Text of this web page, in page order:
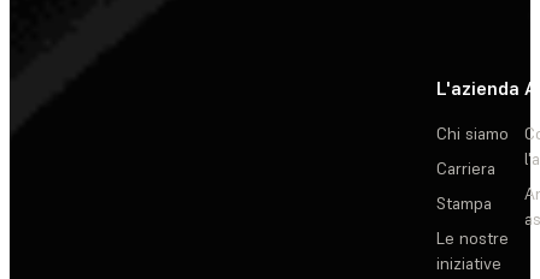
L'azienda
Chi siamo
Carriera
Stampa
Le nostre
iniziative